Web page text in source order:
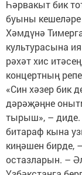
Һәрвакыт бик
буыны
Хәмдүнә
культурасына
рәхәт хис
концертның
«Син хәзер
дәрәҗәңне
тырыш», – диде.
битараф кына
киңәшен
остазларын. –